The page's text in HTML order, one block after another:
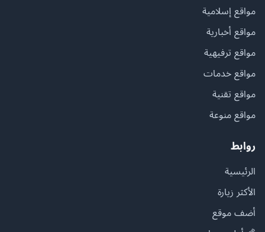
مواقع إسلامية
مواقع أخبارية
مواقع ترفيهية
مواقع خدمات
مواقع تقنية
مواقع منوعة
روابط
الرئيسية
الأكثر زيارة
أضف موقع